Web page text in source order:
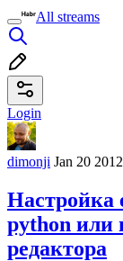
All streams
Login
dimonji Jan 20
Настройка
python или
редактора